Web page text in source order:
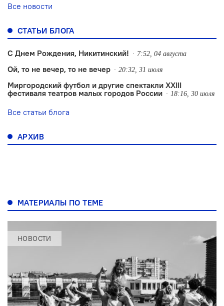
Все новости
СТАТЬИ БЛОГА
С Днем Рождения, Никитинский! 7:52, 04 августа
Ой, то не вечер, то не вечер 20:32, 31 июля
Миргородский футбол и другие спектакли XXIII
фестиваля театров малых городов России
18:16, 30 июля
Все статьи блога
АРХИВ
МАТЕРИАЛЫ ПО ТЕМЕ
НОВОСТИ